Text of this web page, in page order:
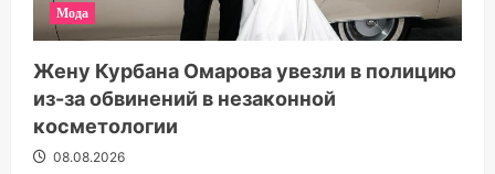
Мода
Жену Курбана Омарова увезли в полицию
из-за обвинений в незаконной
косметологии
08.08.2026